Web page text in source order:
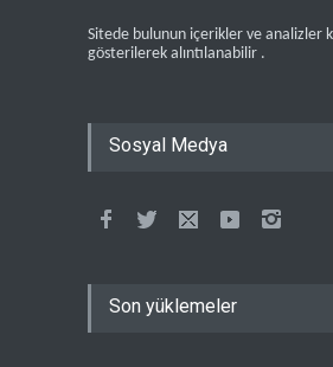
Sitede bulunun içerikler ve analizler
gösterilerek alıntılanabilir .
Sosyal Medya
Son yüklemeler